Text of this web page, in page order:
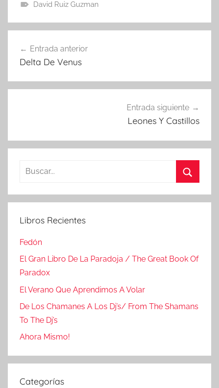
David Ruiz Guzman
de
Entrada anterior
Delta De Venus
Entrada siguiente
Leones Y Castillos
Buscar:
Libros Recientes
Fedón
El Gran Libro De La Paradoja / The Great Book Of
Paradox
El Verano Que Aprendimos A Volar
De Los Chamanes A Los Dj’s/ From The Shamans
To The Dj’s
Ahora Mismo!
Categorías